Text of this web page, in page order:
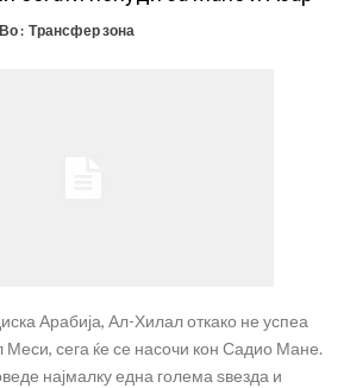
Во : Трансфер зона
Арабија, Ал-Хилал откако не успеа
Меси, сега ќе се насочи кон Садио Мане.
најмалку една голема ѕвезда и